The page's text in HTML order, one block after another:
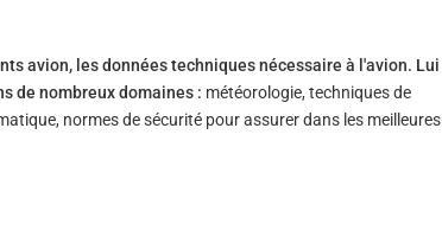
avion, les données techniques nécessaire à l'avion. Lui
de nombreux domaines : météorologie, techniques de
normes de sécurité pour assurer dans les meilleures